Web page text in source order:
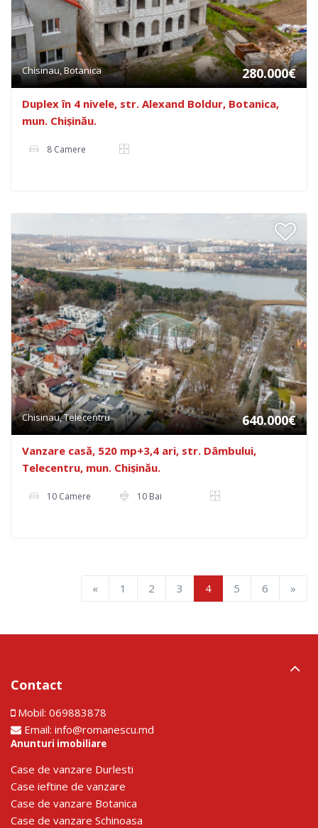
Chisinau, Botanica 280.000€
Duplex în 4 nivele, str. Alexand Boldur, Botanica,
mun. Chișinău.
8 Camere
Chisinau, Telecentru 640.000€
Vanzare casă, 520 mp+3,4 ari, str. Dâmbului,
Telecentru, mun. Chișinău.
10 Camere 10 Bai
« 1 2 3 4 5 6 »
Contact
Mobil: 069883878
Email: info@romanescu.md
Anunturi imobiliare
Сase de vanzare Durlesti
Сase ieftine de vanzare
Сase de vanzare Botanica
Сase de vanzare Schinoasa